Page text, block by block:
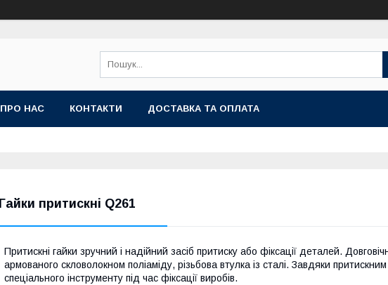
ПРО НАС КОНТАКТИ ДОСТАВКА ТА ОПЛАТА
Гайки притискні Q261
Притискні гайки зручний і надійний засіб притиску або фіксації деталей.
армованого скловолокном поліаміду, різьбова втулка із сталі. Завдяки
спеціального інструменту під час фіксації виробів.